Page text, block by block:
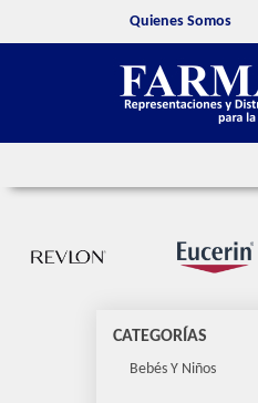
Quienes Somos
CATEGORÍAS
Bebés Y Niños